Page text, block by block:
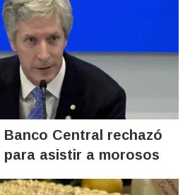
Central rechazó
asistir a morosos